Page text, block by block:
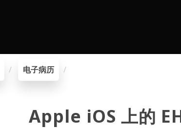
电子病历
Apple iOS 上的